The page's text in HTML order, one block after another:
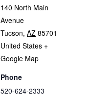
140 North Main
Avenue
Tucson, AZ 85701
United States +
Google Map
Phone
520-624-2333